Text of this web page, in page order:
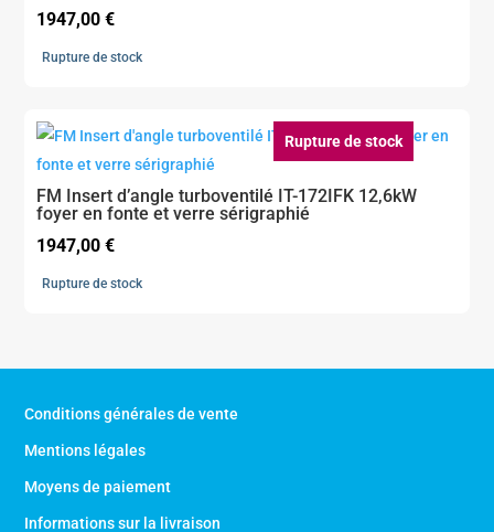
1947,00€
Rupture de stock
Rupture de stock
FM Insert d’angle turboventilé IT-172IFK 12,6kW
foyer en fonte et verre sérigraphié
1947,00€
Rupture de stock
Conditions générales de vente
Mentions légales
Moyens de paiement
Informations sur la livraison